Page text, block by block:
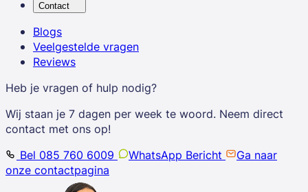
Contact
Blogs
Veelgestelde vragen
Reviews
Heb je vragen of hulp nodig?
Wij staan je 7 dagen per week te woord. Neem direct
contact met ons op!
Bel 085 760 6009
WhatsApp Bericht
Ga naar
onze contactpagina